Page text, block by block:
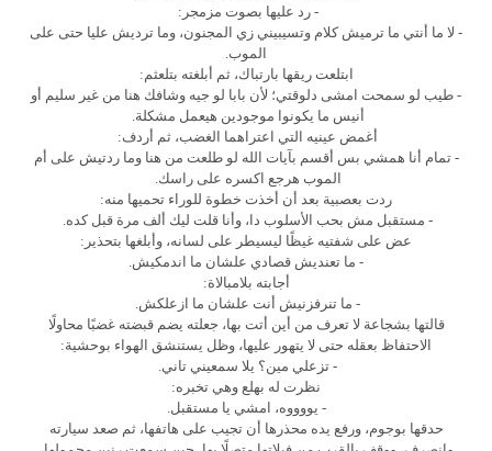
- رد عليها بصوت مزمجر:
- لا ما أنتي ما ترميش كلام وتسيبيني زي المجنون، وما ترديش عليا حتى على
الموب.
ابتلعت ريقها بارتباك، ثم أبلغته بتلعثم:
- طيب لو سمحت امشى دلوقتي؛ لأن بابا لو جيه وشافك هنا من غير سليم أو
أنيس ما يكونوا موجودين هيعمل مشكلة.
أغمض عينيه التي اعتراهما الغضب، ثم أردف:
- تمام أنا همشي بس أقسم بآيات الله لو طلعت من هنا وما ردتيش على أم
الموب هرجع اكسره على راسك.
ردت بعصبية بعد أن أخذت خطوة للوراء تحميها منه:
- مستقبل مش بحب الأسلوب دا، وأنا قلت ليك ألف مرة قبل كده.
عض على شفتيه غيظًا ليسيطر على لسانه، وأبلغها بتحذير:
- ما تعنديش قصادي علشان ما اندمكيش.
أجابته بلامبالاة:
- ما تنرفزنيش أنت علشان ما ازعلكش.
قالتها بشجاعة لا تعرف من أين أتت بها، جعلته يضم قبضته غضبًا محاولًا
الاحتفاظ بعقله حتى لا يتهور عليها، وظل يستنشق الهواء بوحشية:
- تزعلي مين؟ يلا سمعيني تاني.
نظرت له بهلع وهي تخبره:
- يووووه، امشي يا مستقبل.
حدقها بوجوم، ورفع يده محذرها أن تجيب على هاتفها، ثم صعد سيارته